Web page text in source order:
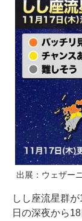
出展：ウェザー
しし座流星群
日の深夜から